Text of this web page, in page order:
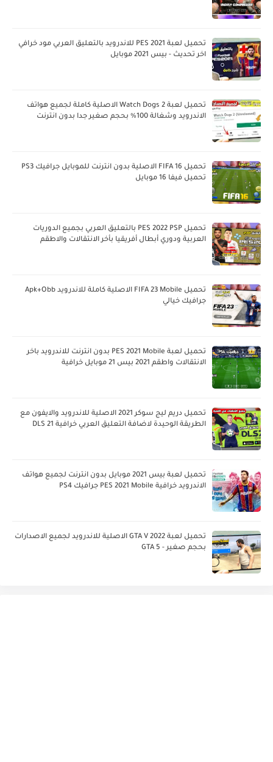
تحميل لعبة PES 2021 للاندرويد بالتعليق العربي مود خرافي
اخر تحديث - بيس 2021 موبايل
تحميل لعبة Watch Dogs 2 الاصلية كاملة لجميع هواتف
الاندرويد وشغالة 100% بحجم صغير جدا بدون انترنت
تحميل FIFA 16 الاصلية بدون انترنت للموبايل جرافيك PS3
تحميل فيفا 16 موبايل
تحميل PES 2022 PSP بالتعليق العربي بجميع الدوريات
العربية ودوري أبطال أفريقيا بأخر الانتقالات والاطقم
تحميل FIFA 23 Mobile الاصلية كاملة للاندرويد Apk+Obb
جرافيك خيالي
تحميل لعبة PES 2021 Mobile بدون انترنت للاندرويد باخر
الانتقالات واطقم 2021 بيس 21 موبايل خرافية
تحميل دريم ليج سوكر 2021 الاصلية للاندرويد والايفون مع
الطريقة الوحيدة لاضافة التعليق العربي خرافية DLS 21
تحميل لعبة بيس 2021 موبايل بدون انترنت لجميع هواتف
الاندرويد خرافية PES 2021 Mobile جرافيك PS4
تحميل لعبة GTA V 2022 الاصلية للاندرويد لجميع الاصدارات
بحجم صغير - GTA 5